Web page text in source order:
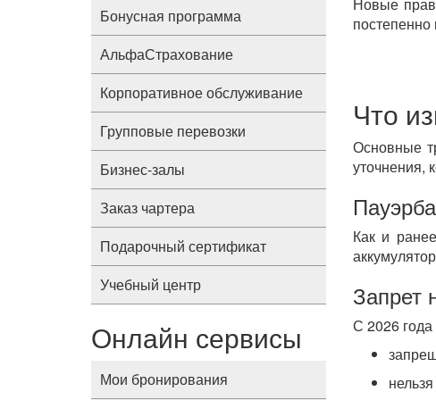
Бонусная программа
АльфаСтрахование
Корпоративное обслуживание
Групповые перевозки
Бизнес-залы
Заказ чартера
Подарочный сертификат
Учебный центр
Онлайн сервисы
Мои бронирования
Новые
Что
Основные
уточнения,
Как и
Запрет
С 2026 года